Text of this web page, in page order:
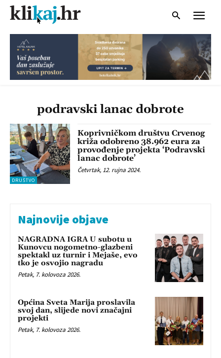
podravski lanac dobrote
DRUŠTVO
Koprivničkom društvu Crvenog
križa odobreno 38.962 eura za
provođenje projekta ‘Podravski
lanac dobrote’
Četvrtak, 12. rujna 2024.
Najnovije objave
NAGRADNA IGRA U subotu u
Kunovcu nogometno-glazbeni
spektakl uz turnir i Mejaše, evo
tko je osvojio nagradu
Petak, 7. kolovoza 2026.
Općina Sveta Marija proslavila
svoj dan, slijede novi značajni
projekti
Petak, 7. kolovoza 2026.